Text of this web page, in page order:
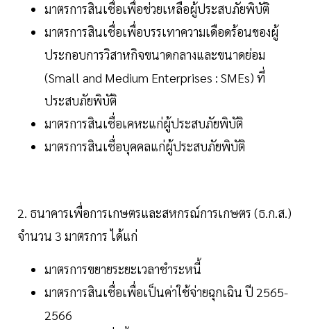
มาตรการสินเชื่อเพื่อช่วยเหลือผู้ประสบภัยพิบัติ
มาตรการสินเชื่อเพื่อบรรเทาความเดือดร้อนของผู้
ประกอบการวิสาหกิจขนาดกลางและขนาดย่อม
(Small and Medium Enterprises : SMEs) ที่
ประสบภัยพิบัติ
มาตรการสินเชื่อเคหะแก่ผู้ประสบภัยพิบัติ
มาตรการสินเชื่อบุคคลแก่ผู้ประสบภัยพิบัติ
2. ธนาคารเพื่อการเกษตรและสหกรณ์การเกษตร (ธ.ก.ส.)
จำนวน 3 มาตรการ ได้แก่
มาตรการขยายระยะเวลาชำระหนี้
มาตรการสินเชื่อเพื่อเป็นค่าใช้จ่ายฉุกเฉิน ปี 2565-
2566